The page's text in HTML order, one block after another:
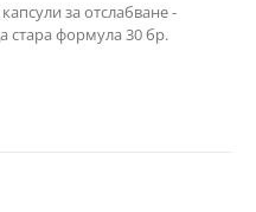
за отслабване -
стара формула 30 бр.